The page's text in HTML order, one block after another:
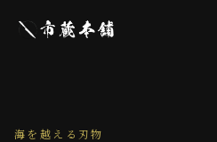
海を越える刃物